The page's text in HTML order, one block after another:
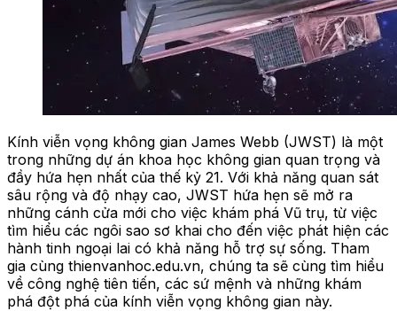
Kính viễn vọng không gian James Webb (JWST) là một
trong những dự án khoa học không gian quan trọng và
đầy hứa hẹn nhất của thế kỷ 21. Với khả năng quan sát
sâu rộng và độ nhạy cao, JWST hứa hẹn sẽ mở ra
những cánh cửa mới cho việc khám phá Vũ trụ, từ việc
tìm hiểu các ngôi sao sơ khai cho đến việc phát hiện các
hành tinh ngoại lai có khả năng hỗ trợ sự sống. Tham
gia cùng thienvanhoc.edu.vn, chúng ta sẽ cùng tìm hiểu
về công nghệ tiên tiến, các sứ mệnh và những khám
phá đột phá của kính viễn vọng không gian này.